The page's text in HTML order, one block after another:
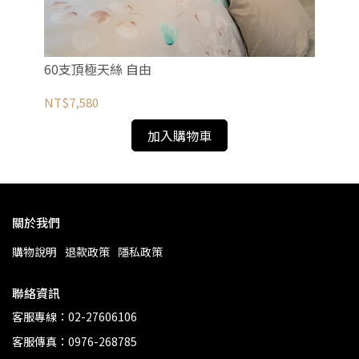
60支頂極天絲 自由
NT$7,580
加入購物車
關於我們
購物說明 退款政策 隱私政策
聯絡資訊
客服專線：02-27606106
客服傳真：0976-268785